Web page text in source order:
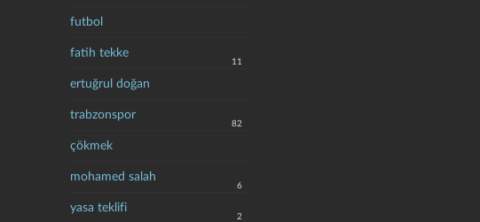
futbol
fatih tekke
11
ertuğrul doğan
trabzonspor
82
çökmek
mohamed salah
6
yasa teklifi
2